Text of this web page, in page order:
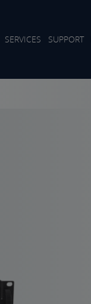
SERVICES SUPPORT